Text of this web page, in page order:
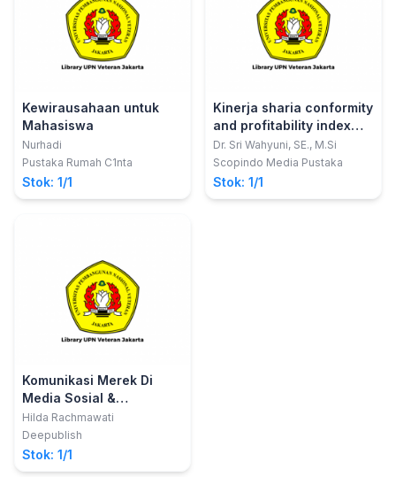
Kewirausahaan untuk
Mahasiswa
Nurhadi
Pustaka Rumah C1nta
Stok: 1/1
Kinerja sharia conformity
and profitability index
perbankan syariah dan
faktor determinan
Dr. Sri Wahyuni, SE., M.Si
Scopindo Media Pustaka
Stok: 1/1
Komunikasi Merek Di
Media Sosial &
Penerapannya Pada TV
Berita
Hilda Rachmawati
Deepublish
Stok: 1/1